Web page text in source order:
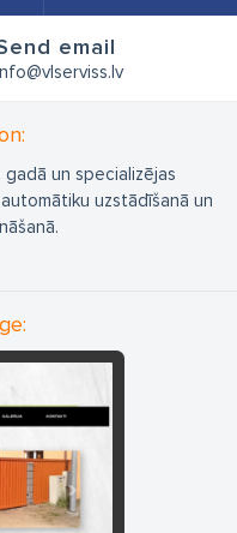
email
gadā un specializējas
uzstādīšanā un
www.vlserviss.lv